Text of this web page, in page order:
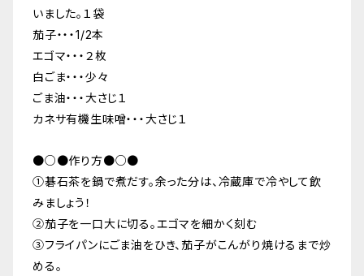
いました。１袋
茄子・・・1/2本
エゴマ・・・２枚
白ごま・・・少々
ごま油・・・大さじ１
カネサ有機生味噌・・・大さじ１
●○●作り方●○●
①碁石茶を鍋で煮だす。余った分は、冷蔵庫で冷やして飲
みましょう！
②茄子を一口大に切る。エゴマを細かく刻む
③フライパンにごま油をひき、茄子がこんがり焼けるまで炒
める。